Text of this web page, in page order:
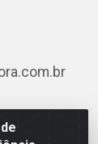
42 -